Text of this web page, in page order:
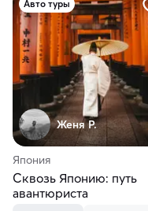
Авто туры
Женя Р.
Япония
Сквозь Японию: путь
авантюриста